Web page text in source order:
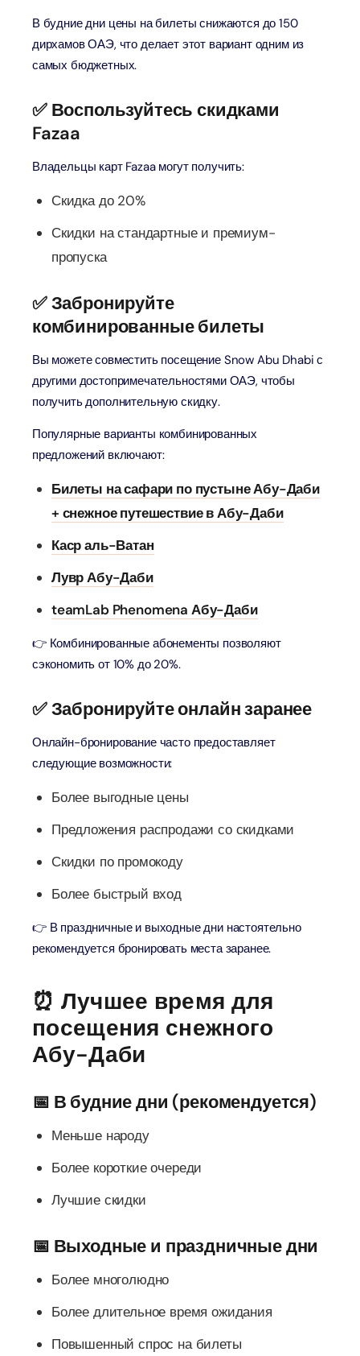
В будние дни цены на билеты снижаются до 150
дирхамов ОАЭ, что делает этот вариант одним из
самых бюджетных.
✅ Воспользуйтесь скидками
Fazaa
Владельцы карт Fazaa могут получить:
Скидка до 20%
Скидки на стандартные и премиум-
пропуска
✅ Забронируйте
комбинированные билеты
Вы можете совместить посещение Snow Abu Dhabi с
другими достопримечательностями ОАЭ, чтобы
получить дополнительную скидку.
Популярные варианты комбинированных
предложений включают:
Билеты на сафари по пустыне Абу-Даби
+ снежное путешествие в Абу-Даби
Каср аль-Ватан
Лувр Абу-Даби
teamLab Phenomena Абу-Даби
👉 Комбинированные абонементы позволяют
сэкономить от 10% до 20%.
✅ Забронируйте онлайн заранее
Онлайн-бронирование часто предоставляет
следующие возможности:
Более выгодные цены
Предложения распродажи со скидками
Скидки по промокоду
Более быстрый вход
👉 В праздничные и выходные дни настоятельно
рекомендуется бронировать места заранее.
⏰ Лучшее время для
посещения снежного
Абу-Даби
📅 В будние дни (рекомендуется)
Меньше народу
Более короткие очереди
Лучшие скидки
📅 Выходные и праздничные дни
Более многолюдно
Более длительное время ожидания
Повышенный спрос на билеты